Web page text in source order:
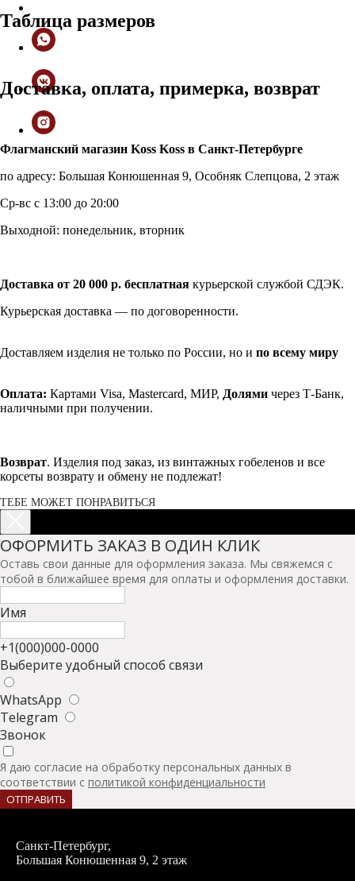
Таблица размеров
Доставка, оплата, примерка, возврат
Флагманский магазин Koss Koss в Санкт-Петербурге
по адресу: Большая Конюшенная 9, Особняк Слепцова, 2 этаж
Ср-вс с 13:00 до 20:00
Выходной: понедельник, вторник
Доставка от 20 000 р. бесплатная курьерской службой СДЭК.
Курьерская доставка — по договоренности.
Доставляем изделия не только по России, но и по всему миру
Оплата: Картами Visa, Mastercard, МИР, Долями через Т-Банк,
наличными при получении.
Возврат. Изделия под заказ, из винтажных гобеленов и все
корсеты возврату и обмену не подлежат!
ТЕБЕ МОЖЕТ ПОНРАВИТЬСЯ
ОФОРМИТЬ ЗАКАЗ В ОДИН КЛИК
Оставь свои данные для оформления заказа. Мы свяжемся с
тобой в ближайшее время для оплаты и оформления доставки.
Имя
+1(000)000-0000
Выберите удобный способ связи
WhatsApp
Telegram
Звонок
Я даю согласие на обработку персональных данных в
соответствии с политикой конфиденциальности
ОТПРАВИТЬ
Санкт-Петербург,
Большая Конюшенная 9, 2 этаж